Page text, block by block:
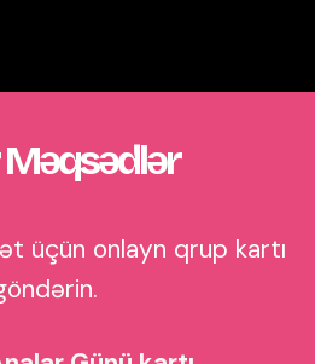
üçün onlayn qrup kartı